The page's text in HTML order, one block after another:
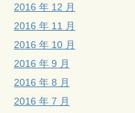
2016 年 12 月
2016 年 11 月
2016 年 10 月
2016 年 9 月
2016 年 8 月
2016 年 7 月